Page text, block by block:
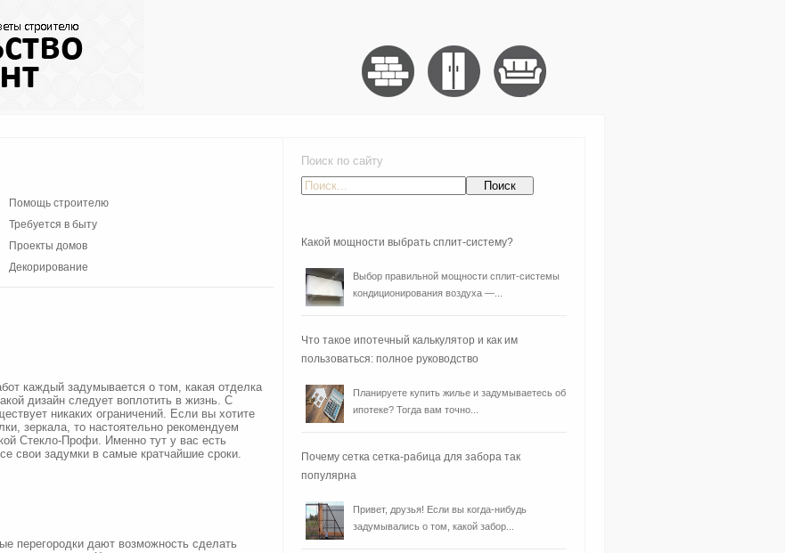
Помощь строителю
Требуется в быту
Проекты домов
Декорирование
каждый задумывается о том, какая отделка
дизайн следует воплотить в жизнь. С
никаких ограничений. Если вы хотите
зеркала, то настоятельно рекомендуем
Стекло-Профи. Именно тут у вас есть
свои задумки в самые кратчайшие сроки.
перегородки дают возможность сделать
Поиск по сайту
Какой мощности выбрать сплит-систему?
Выбор правильной мощности сплит-системы
кондиционирования воздуха —...
Что такое ипотечный калькулятор и как им
пользоваться: полное руководство
Планируете купить жилье и задумываетесь об
ипотеке? Тогда вам точно...
Почему сетка сетка-рабица для забора так
популярна
Привет, друзья! Если вы когда-нибудь
задумывались о том, какой забор...